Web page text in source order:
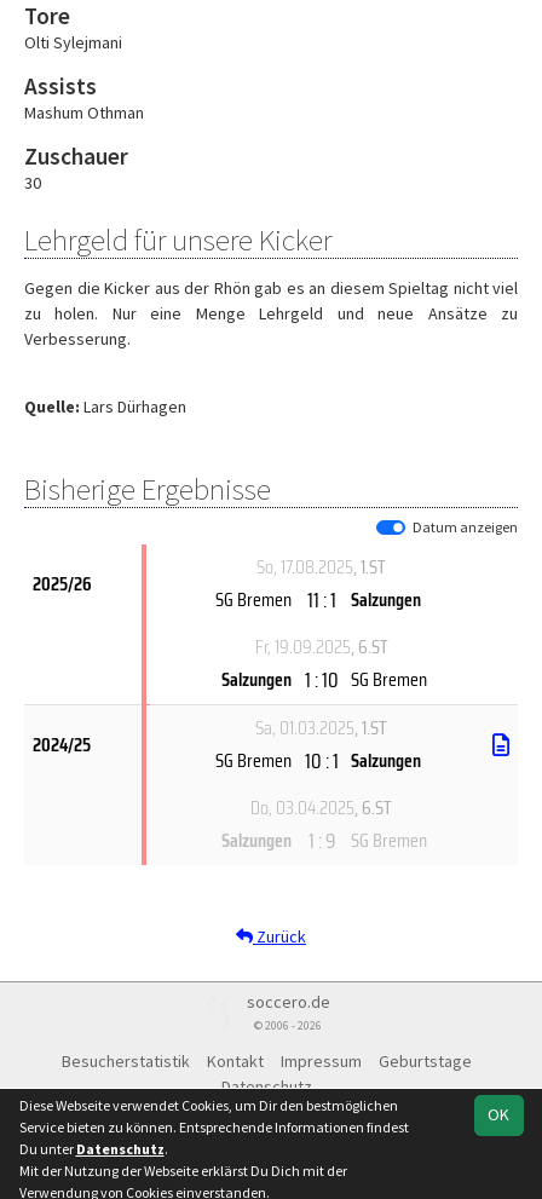
Team
Kreisliga
Kreisliga Staffel 11 -
Tore
Olti Sylejmani
Assists
Mashum Othman
Zuschauer
30
Lehrgeld für unsere Kicker
Gegen die Kicker aus der Rhön gab es an diesem Spieltag nicht viel
zu holen. Nur eine Menge Lehrgeld und neue Ansätze zu
Verbesserung.
Quelle: Lars Dürhagen
Bisherige Ergebnisse
Datum anzeigen
2025/26
So, 17.08.2025, 1.ST
SG Bremen 11 : 1 Salzungen
Fr, 19.09.2025, 6.ST
Salzungen 1 : 10 SG Bremen
2024/25
Sa, 01.03.2025, 1.ST
SG Bremen 10 : 1 Salzungen
Do, 03.04.2025, 6.ST
Salzungen 1 : 9 SG Bremen
Zurück
soccero.de
© 2006 - 2026
Besucherstatistik Kontakt Impressum
Geburtstage
Datenschutz
OK
Diese Webseite verwendet Cookies, um Dir den bestmöglichen
Service bieten zu können. Entsprechende Informationen findest
Du unter Datenschutz.
Mit der Nutzung der Webseite erklärst Du Dich mit der
Verwendung von Cookies einverstanden.